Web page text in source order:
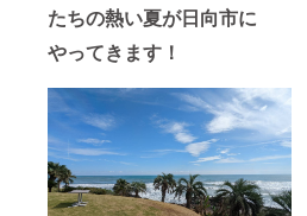
たちの熱い夏が日向市に
やってきます！